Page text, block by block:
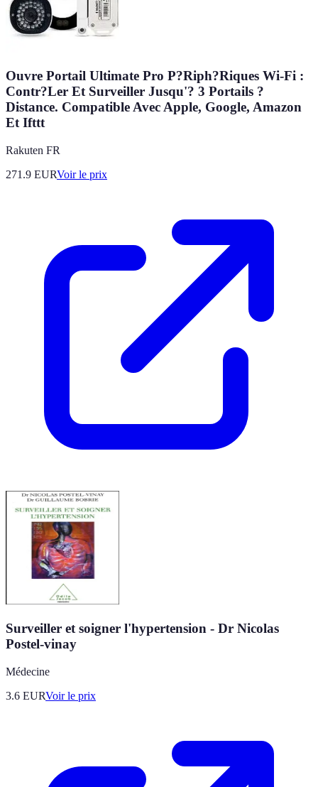
Ouvre Portail Ultimate Pro P?Riph?Riques Wi-Fi :
Contr?Ler Et Surveiller Jusqu'? 3 Portails ?
Distance. Compatible Avec Apple, Google, Amazon
Et Ifttt
Rakuten FR
271.9 EURVoir le prix
Surveiller et soigner l'hypertension - Dr Nicolas
Postel-vinay
Médecine
3.6 EURVoir le prix